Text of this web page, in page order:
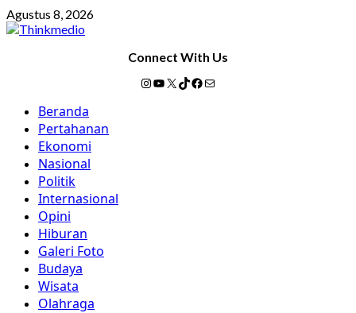
Skip
to
Agustus 8, 2026
Connect With Us
Instagram
YouTube
X TikTok
Facebook
Mail
Primary
Menu
Beranda
Pertahanan
Ekonomi
Nasional
Politik
Internasional
Opini
Hiburan
Galeri Foto
Budaya
Wisata
Olahraga